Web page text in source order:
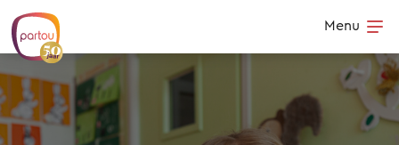
Skip to content
Menu